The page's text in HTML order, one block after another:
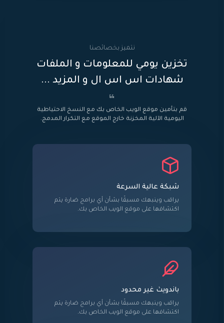
نتميز بخصائصنا
تخزين يومي للمعلومات و الملفات
شهادات اس اس ال و المزيد ...
&&
قم بتأمين موقع الويب الخاص بك مع النسخ الاحتياطية
اليومية الآلية المخزنة خارج الموقع مع التكرار المدمج.
شبكة عالية السرعة
يراقب وينبهك مسبقًا بشأن أي برامج ضارة يتم
اكتشافها على موقع الويب الخاص بك.
باندويث غير محدود
يراقب وينبهك مسبقًا بشأن أي برامج ضارة يتم
اكتشافها على موقع الويب الخاص بك.